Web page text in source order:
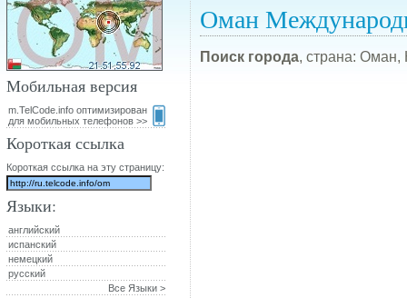
Оман
Поиск города, страна: Оман,
Мобильная версия
m.TelCode.info оптимизирован
для мобильных телефонов >>
Короткая ссылка
Короткая ссылка на эту страницу:
Языки:
английский
испанский
немецкий
русский
Все Языки >